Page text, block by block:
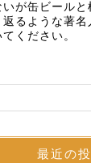
いが缶ビール
返るような著
ください。
最近の